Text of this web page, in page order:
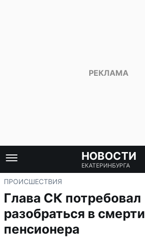
НОВОСТИ
ЕКАТЕРИНБУРГА
ПРОИСШЕСТВИЯ
Глава СК потребовал
разобраться в смерти
пенсионера